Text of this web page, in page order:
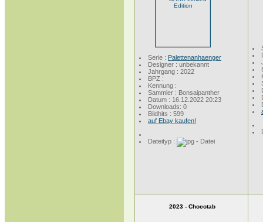
Serie : Palettenanhaenger
Designer : unbekannt
Jahrgang : 2022
BPZ :
Kennung :
Sammler : Bonsaipanther
Datum : 16.12.2022 20:23
Downloads: 0
Bildhits : 599
auf Ebay kaufen!
Dateityp :
2023 - Chocotab